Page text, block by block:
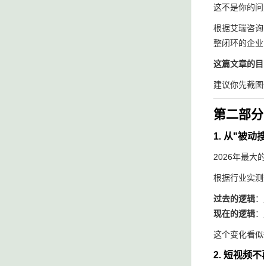
这不是你的
根据艾瑞咨
整闭环的企
这篇文章的
建议你先截
第二部
1. 从"被动
2026年最大
根据行业实
过去的逻辑
现在的逻辑
这个变化看
2. 短视频